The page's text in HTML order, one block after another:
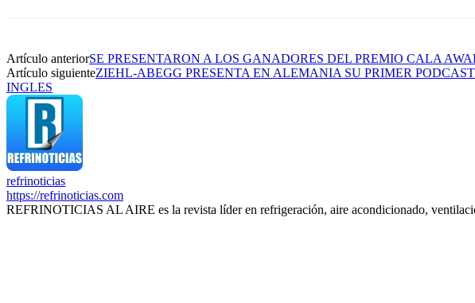
Artículo anteriorSE PRESENTARON A LOS GANADORES DEL PREMIO CALA
Artículo siguienteZIEHL-ABEGG PRESENTA EN ALEMANIA SU PRIMER
INGLES
refrinoticias
https://refrinoticias.com
REFRINOTICIAS AL AIRE es la revista líder en refrigeración, aire acondicionado,